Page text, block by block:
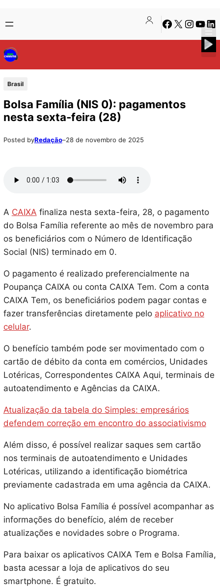
para
o
conteúdo
to
content
Facebook
X Instagram
Brasil
Bolsa Família (NIS 0): pagamentos
nesta sexta-feira (28)
Posted byRedação–28 de novembro de 2025
A CAIXA finaliza nesta sexta-feira, 28, o pagamento
do Bolsa Família referente ao mês de novembro para
os beneficiários com o Número de Identificação
Social (NIS) terminado em 0.
O pagamento é realizado preferencialmente na
Poupança CAIXA ou conta CAIXA Tem. Com a conta
CAIXA Tem, os beneficiários podem pagar contas e
fazer transferências diretamente pelo aplicativo no
celular.
O benefício também pode ser movimentado com o
cartão de débito da conta em comércios, Unidades
Lotéricas, Correspondentes CAIXA Aqui, terminais de
autoatendimento e Agências da CAIXA.
Atualização da tabela do Simples: empresários
defendem correção em encontro do associativismo
Além disso, é possível realizar saques sem cartão
nos terminais de autoatendimento e Unidades
Lotéricas, utilizando a identificação biométrica
previamente cadastrada em uma agência da CAIXA.
No aplicativo Bolsa Família é possível acompanhar as
informações do benefício, além de receber
atualizações e novidades sobre o Programa.
Para baixar os aplicativos CAIXA Tem e Bolsa Família,
basta acessar a loja de aplicativos do seu
smartphone. É gratuito.